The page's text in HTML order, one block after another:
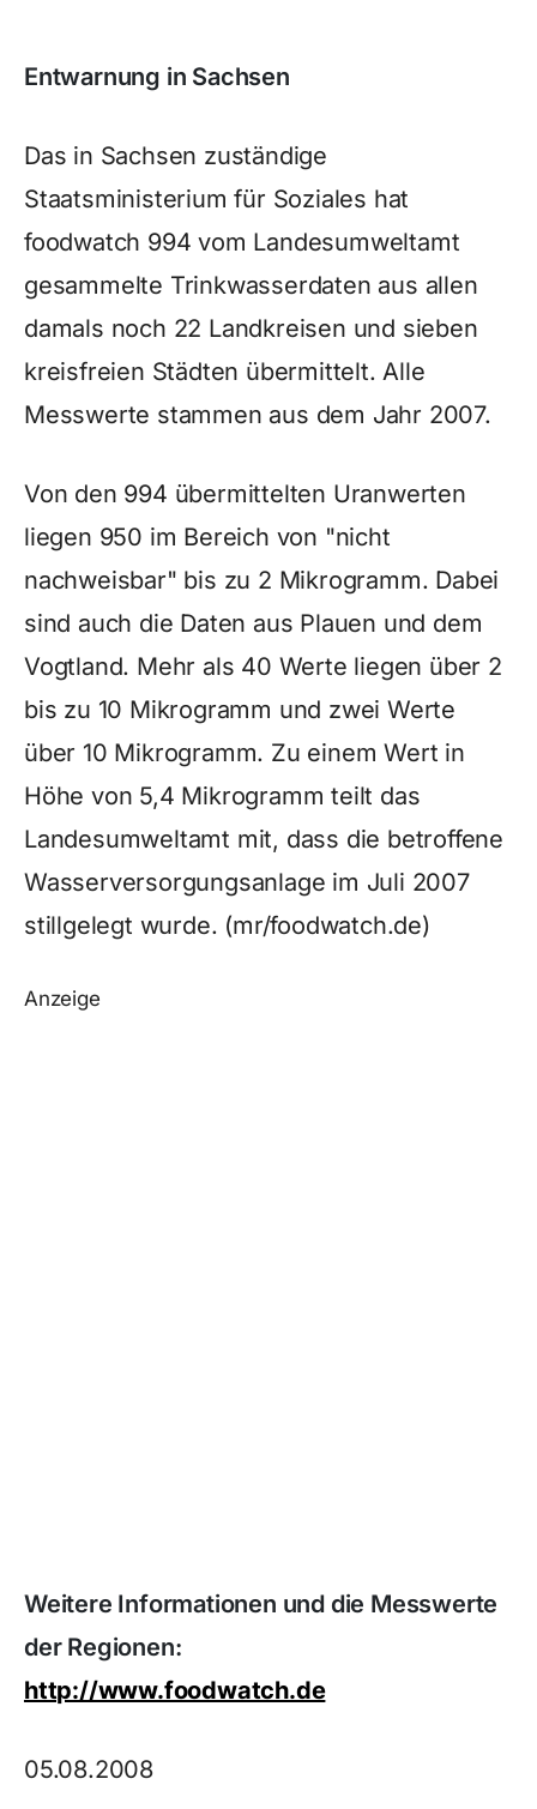
Entwarnung in Sachsen
Das in Sachsen zuständige
Staatsministerium für Soziales hat
foodwatch 994 vom Landesumweltamt
gesammelte Trinkwasserdaten aus allen
damals noch 22 Landkreisen und sieben
kreisfreien Städten übermittelt. Alle
Messwerte stammen aus dem Jahr 2007.
Von den 994 übermittelten Uranwerten
liegen 950 im Bereich von "nicht
nachweisbar" bis zu 2 Mikrogramm. Dabei
sind auch die Daten aus Plauen und dem
Vogtland. Mehr als 40 Werte liegen über 2
bis zu 10 Mikrogramm und zwei Werte
über 10 Mikrogramm. Zu einem Wert in
Höhe von 5,4 Mikrogramm teilt das
Landesumweltamt mit, dass die betroffene
Wasserversorgungsanlage im Juli 2007
stillgelegt wurde. (mr/foodwatch.de)
Anzeige
Weitere Informationen und die Messwerte
der Regionen:
http://www.foodwatch.de
05.08.2008